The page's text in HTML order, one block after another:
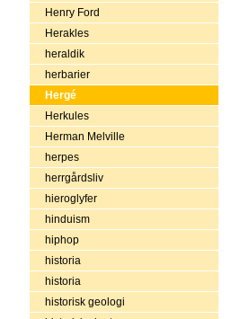
Henry Ford
Herakles
heraldik
herbarier
Hergé
Herkules
Herman Melville
herpes
herrgårdsliv
hieroglyfer
hinduism
hiphop
historia
historia
historisk geologi